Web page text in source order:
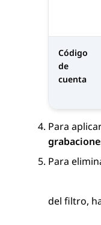
Código
de
cuenta
Para
Para
del filtro,